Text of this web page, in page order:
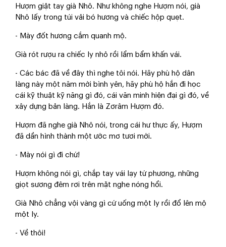
Hượm giật tay già Nhô. Như không nghe Hượm nói, già
Nhô lấy trong túi vải bó hương và chiếc hộp quẹt.
- Mày đốt hương cắm quanh mộ.
Già rót rượu ra chiếc ly nhỏ rồi lẩm bẩm khấn vái.
- Các bác đã về đây thì nghe tôi nói. Hãy phù hộ dân
làng này một năm mới bình yên, hãy phù hộ hắn đi học
cái kỹ thuật kỹ năng gì đó, cái văn minh hiện đại gì đó, về
xây dựng bản làng. Hắn là Zơrâm Hượm đó.
Hượm đã nghe già Nhô nói, trong cái hư thực ấy, Hượm
đã dần hình thành một ước mơ tươi mới.
- Mày nói gì đi chứ!
Hượm không nói gì, chắp tay vái lạy tứ phương, những
giọt sương đêm rơi trên mặt nghe nóng hổi.
Già Nhô chẳng vội vàng gì cứ uống một ly rồi đổ lên mộ
một ly.
- Về thôi!